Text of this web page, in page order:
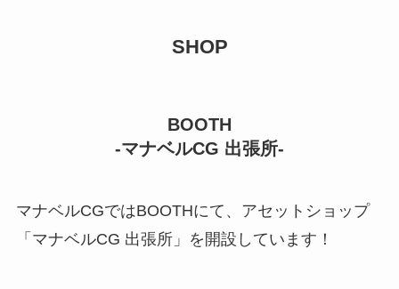
SHOP
BOOTH
-マナベルCG 出張所-
マナベルCGではBOOTHにて、アセットショップ
「マナベルCG 出張所」を開設しています！